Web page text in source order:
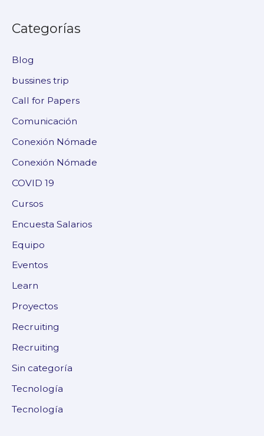
Categorías
Blog
bussines trip
Call for Papers
Comunicación
Conexión Nómade
Conexión Nómade
COVID 19
Cursos
Encuesta Salarios
Equipo
Eventos
Learn
Proyectos
Recruiting
Recruiting
Sin categoría
Tecnología
Tecnología